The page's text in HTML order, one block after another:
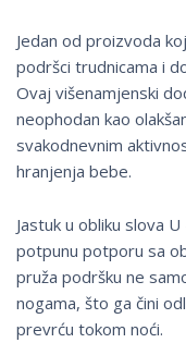
Jedan od proizvoda
podršci trudnicama i
Ovaj višenamjenski
neophodan kao
svakodnevnim
hranjenja bebe.
Jastuk u obliku slova
potpunu potporu sa
pruža podršku ne
nogama, što ga čini
prevrću tokom noći.